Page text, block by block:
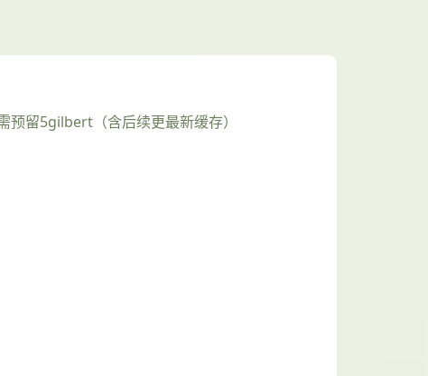
预留5gilbert（含后续更最新缓存）